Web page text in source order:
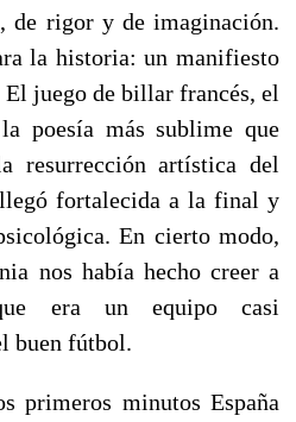
de rigor y de imaginación.
la historia: un manifiesto
El juego de billar francés, el
poesía más sublime que
resurrección artística del
fortalecida a la final y
En cierto modo,
nos había hecho creer a
era un equipo casi
buen fútbol.
primeros minutos España